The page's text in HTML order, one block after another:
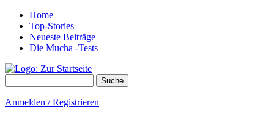
Home
Top-Stories
Neueste Beiträge
Die Mucha -Tests
Anmelden / Registrieren